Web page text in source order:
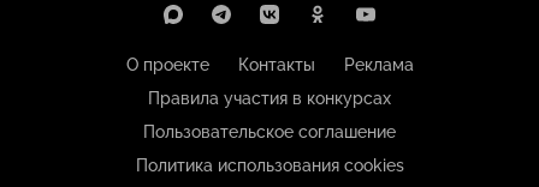
О проекте Контакты
Реклама
Правила участия в конкурсах
Пользовательское соглашение
Политика использования cookies